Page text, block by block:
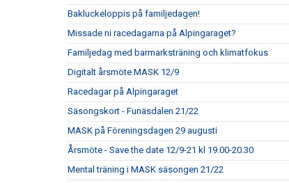
Bakluckeloppis på familjedagen!
Missade ni racedagarna på Alpingaraget?
Familjedag med barmarksträning och klimatfokus
Digitalt årsmöte MASK 12/9
Racedagar på Alpingaraget
Säsongskort - Funäsdalen 21/22
MASK på Föreningsdagen 29 augusti
Årsmöte - Save the date 12/9-21 kl 19.00-20.30
Mental träning i MASK säsongen 21/22